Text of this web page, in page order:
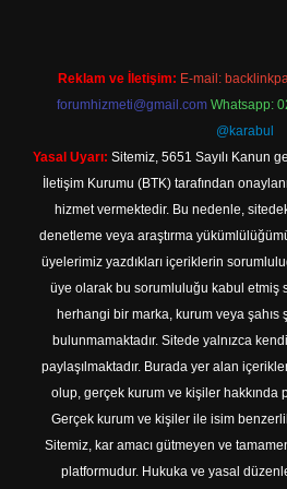
Reklam ve İletişim: E-mail:
forumhizmeti@gmail.com Whatsapp:
@karabul
Yasal Uyarı: Sitemiz, 5651 Sayılı Kanun
İletişim Kurumu (BTK) tarafından
hizmet vermektedir. Bu nedenle,
denetleme veya araştırma
üyelerimiz yazdıkları içeriklerin
üye olarak bu sorumluluğu kabul etmiş
herhangi bir marka, kurum veya şahıs
bulunmamaktadır. Sitede yalnızca
paylaşılmaktadır. Burada yer alan
olup, gerçek kurum ve kişiler hakkında
Gerçek kurum ve kişiler ile isim
Sitemiz, kar amacı gütmeyen ve
platformudur. Hukuka ve yasal